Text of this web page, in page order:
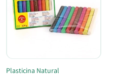
Plasticina Natural